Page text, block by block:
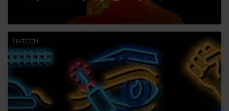
HI-TECH